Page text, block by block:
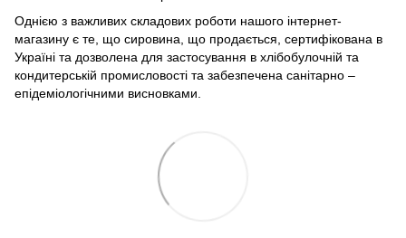
Однією з важливих складових роботи нашого інтернет-
магазину є те, що сировина, що продається, сертифікована в
Україні та дозволена для застосування в хлібобулочній та
кондитерській промисловості та забезпечена санітарно –
епідеміологічними висновками.